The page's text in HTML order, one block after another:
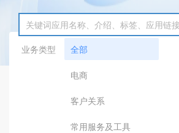
业务类型
全部
电商
客户关系
常用服务及工具